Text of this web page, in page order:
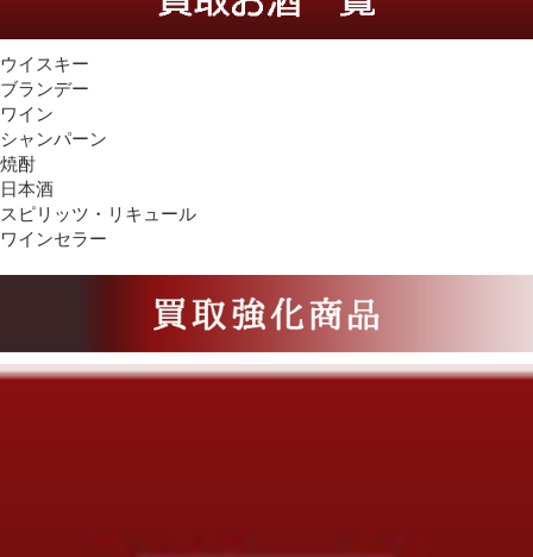
ウイスキー
ブランデー
ワイン
シャンパーン
焼酎
日本酒
スピリッツ・ リキュール
ワインセラー